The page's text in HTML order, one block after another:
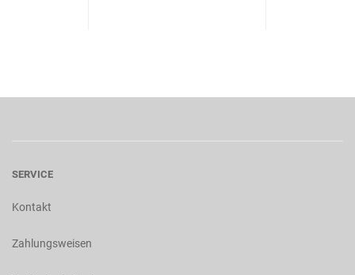
SERVICE
Kontakt
Zahlungsweisen